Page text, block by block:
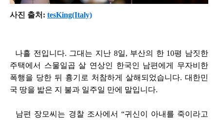
사진 출처: tesKing(Italy)
나흘 전입니다. 그대는 지난 8일, 부산의 한 10평 남짓한
주택에서 스물일곱 살 연상인 한국인 남편에게 무자비한
폭행을 당한 뒤 흉기로 처참하게 살해되었습니다. 대한민
국 땅을 밟은 지 불과 일주일 만에 말입니다.
남편 장모씨는 경찰 조사에서 “귀신이 아내를 죽이라고